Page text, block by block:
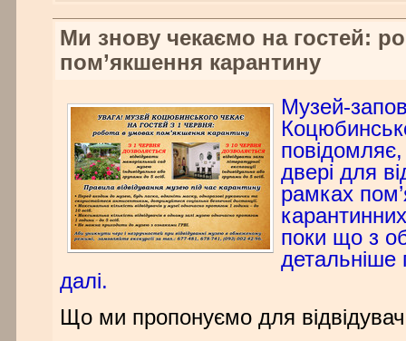
Ми знову чекаємо на гостей:
пом’якшення карантину
Музей-
двері для
рамках
поки що з
детальніше
далі.
Що ми пропонуємо для